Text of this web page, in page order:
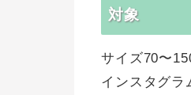
対象
サイズ70〜
インスタグラ